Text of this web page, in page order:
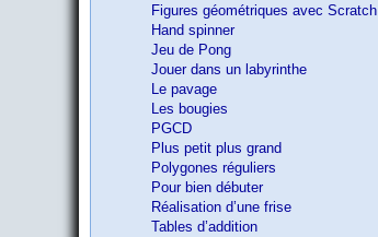
Figures géométriques avec Scratch
Hand spinner
Jeu de Pong
Jouer dans un labyrinthe
Le pavage
Les bougies
PGCD
Plus petit plus grand
Polygones réguliers
Pour bien débuter
Réalisation d’une frise
Tables d’addition